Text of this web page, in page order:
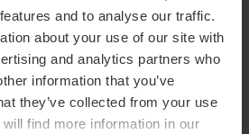
and to analyse our traffic.
about your use of our site with
and analytics partners who
information that you’ve
they’ve collected from your use
find more information in our